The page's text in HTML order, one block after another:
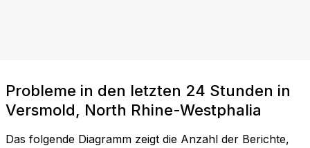
Probleme in den letzten 24 Stunden in
Versmold, North Rhine-Westphalia
Das folgende Diagramm zeigt die Anzahl der Berichte,